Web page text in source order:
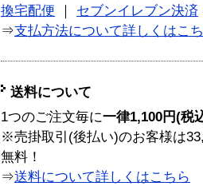
換宅配便
セブンイレブン決済
⇒支払方法について詳しくはこ
送料について
1つのご注文毎に一律1,100円(税
※売掛取引(後払い)のお客様は
無料！
⇒送料について詳しくはこちら